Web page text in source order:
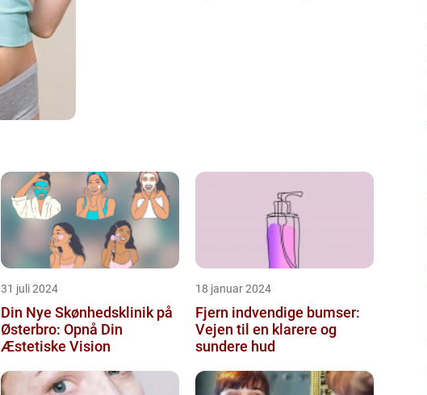
31 juli 2024
Din Nye Skønhedsklinik på
Østerbro: Opnå Din
Æstetiske Vision
18 januar 2024
Fjern indvendige bumser:
Vejen til en klarere og
sundere hud